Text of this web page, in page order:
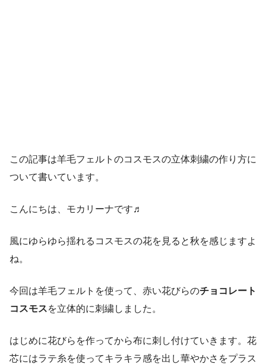
この記事は羊毛フェルトのコスモスの立体刺繍の作り方に
ついて書いています。
こんにちは、モカリーナです♬
風にゆらゆら揺れるコスモスの花を見ると秋を感じますよ
ね。
今回は羊毛フェルトを使って、赤い花びらのチョコレート
コスモスを立体的に刺繍しました。
はじめに花びらを作ってから布に刺し付けていきます。花
芯にはラテ糸を使ってキラキラ感を出し華やかさをプラス